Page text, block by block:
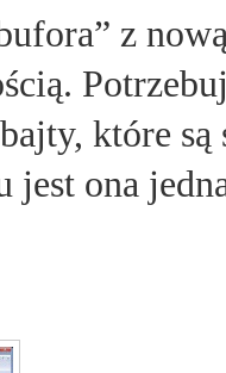
z
które
jest ona